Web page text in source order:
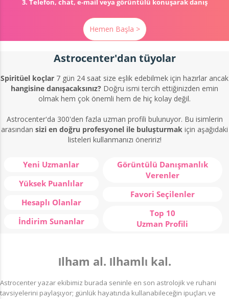
Hemen Başla >
Astrocenter'dan tüyolar
Spiritüel koçlar 7 gün 24 saat size eşlik edebilmek için hazırlar ancak
hangisine danışacaksınız? Doğru ismi tercih ettiğinizden emin
olmak hem çok önemli hem de hiç kolay değil.
Astrocenter'da 300'den fazla uzman profili bulunuyor. Bu isimlerin
arasından sizi en doğru profesyonel ile buluşturmak için aşağıdaki
listeleri kullanmanızı öneririz!
Yeni Uzmanlar
Yüksek Puanlılar
Hesaplı Olanlar
İndirim Sunanlar
Görüntülü Danışmanlık
Verenler
Favori Seçilenler
Top 10
Uzman Profili
Ιlham al. Ιlhamlι kal.
Astrocenter yazar ekibimiz burada seninle en son astrolojik ve ruhani
tavsiyelerini paylaşιyor; günlük hayatιnda kullanabileceğin ipuçlarι ve